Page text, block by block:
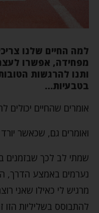
למה החיים שלנו
מפחידה, אפשרו
ותנו להרגשות
בטבעיות…
אומרים שהחיים יכולים
ואומרים גם, שכאשר
שמתי לב לכך שבזמנים
נערמים באמצע הדרך,
מרגיש לי כאילו שאני
להתבוסס בשליליות הזו